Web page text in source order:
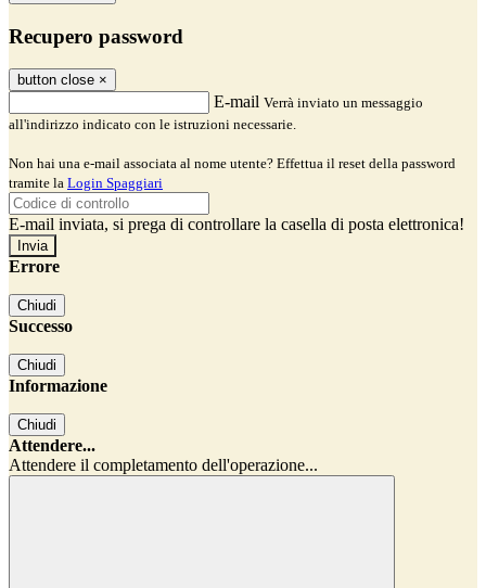
Recupero password
button close ×
E-mail Verrà inviato un messaggio
all'indirizzo indicato con le istruzioni necessarie.
Non hai una e-mail associata al nome utente? Effettua il reset della password
tramite la Login Spaggiari
E-mail inviata, si prega di controllare la casella di posta elettronica!
Errore
Chiudi
Successo
Chiudi
Informazione
Chiudi
Attendere...
Attendere il completamento dell'operazione...